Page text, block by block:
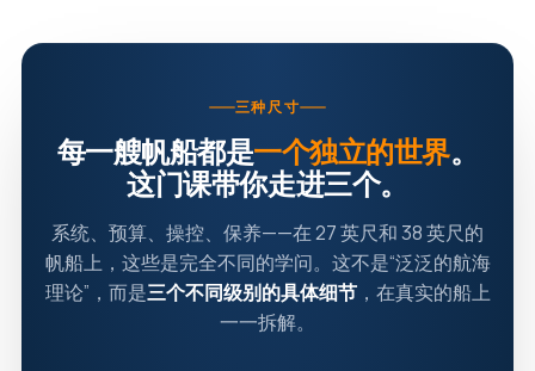
三种尺寸
每一艘帆船都是一个独立的世界。
这门课带你走进三个。
系统、预算、操控、保养——在 27 英尺和 38 英尺的
帆船上，这些是完全不同的学问。这不是“泛泛的航海
理论”，而是三个不同级别的具体细节，在真实的船上
一一拆解。